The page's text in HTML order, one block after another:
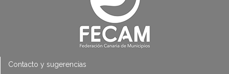
Contacto y sugerencias